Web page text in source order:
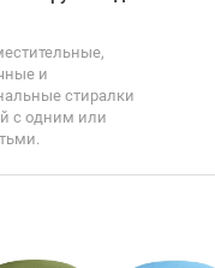
и
стиралки
с одним или